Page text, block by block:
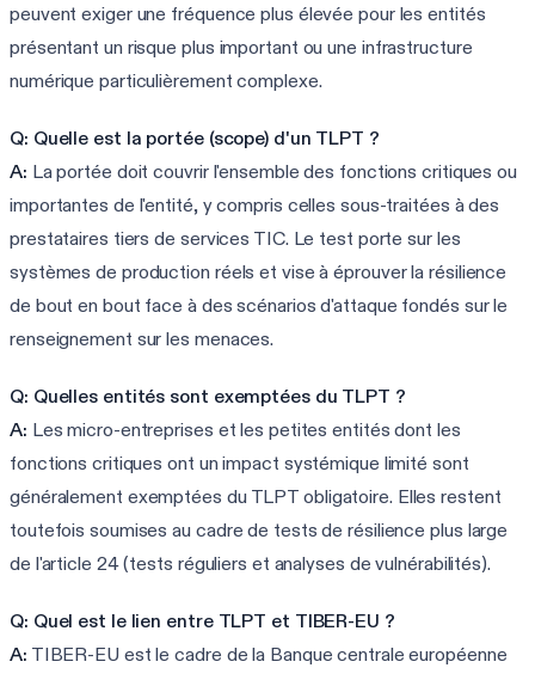
peuvent exiger une fréquence plus élevée pour les entités
présentant un risque plus important ou une infrastructure
numérique particulièrement complexe.
Q: Quelle est la portée (scope) d'un TLPT ?
A: La portée doit couvrir l'ensemble des fonctions critiques ou
importantes de l'entité, y compris celles sous-traitées à des
prestataires tiers de services TIC. Le test porte sur les
systèmes de production réels et vise à éprouver la résilience
de bout en bout face à des scénarios d'attaque fondés sur le
renseignement sur les menaces.
Q: Quelles entités sont exemptées du TLPT ?
A: Les micro-entreprises et les petites entités dont les
fonctions critiques ont un impact systémique limité sont
généralement exemptées du TLPT obligatoire. Elles restent
toutefois soumises au cadre de tests de résilience plus large
de l'article 24 (tests réguliers et analyses de vulnérabilités).
Q: Quel est le lien entre TLPT et TIBER-EU ?
A: TIBER-EU est le cadre de la Banque centrale européenne